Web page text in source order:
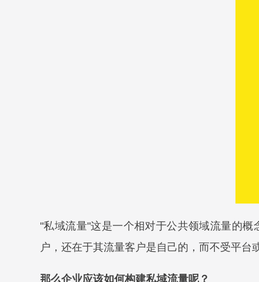
"私域流量"这是一个相对于公共领域流量的概
户，还在于其流量客户是自己的，而不受平台
那么企业应该如何构建私域流量呢？